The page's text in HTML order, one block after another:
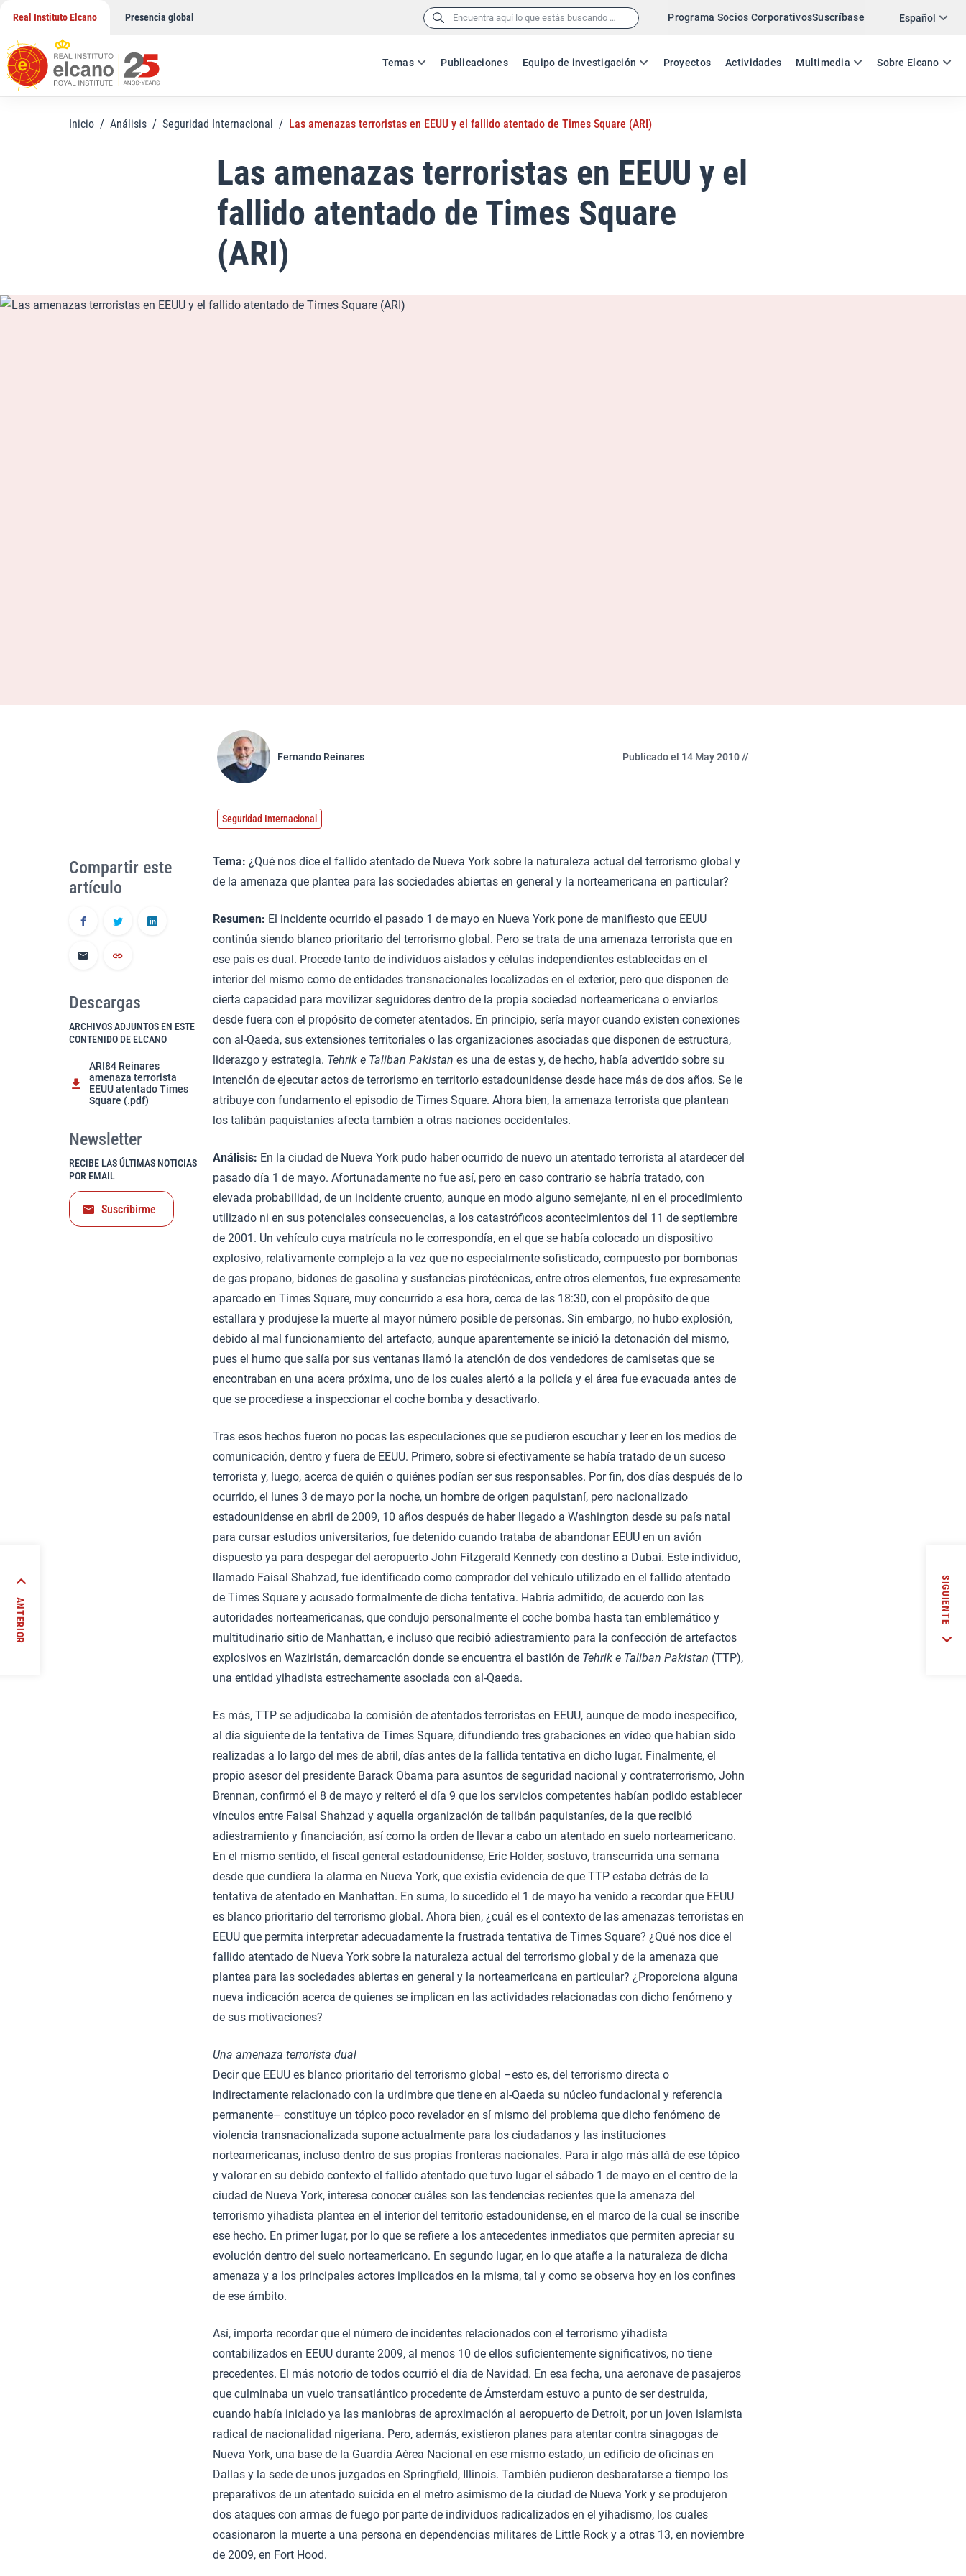
contenido
Real Instituto Elcano Presencia global Buscar: Programa Socios CorporativosSuscríbase Español
ES EN
Temas Publicaciones Equipo de investigación Proyectos Actividades Multimedia Sobre Elcano
Twitter
Inicio / Análisis / Seguridad Internacional / Las amenazas terroristas en EEUU y el fallido atentado de Times Square (ARI)
Las amenazas terroristas en EEUU y el
fallido atentado de Times Square
(ARI)
Fernando Reinares Publicado el 14 May 2010 //
Seguridad Internacional
Tema: ¿Qué nos dice el fallido atentado de Nueva York sobre la naturaleza actual del terrorismo global y
de la amenaza que plantea para las sociedades abiertas en general y la norteamericana en particular?
Resumen: El incidente ocurrido el pasado 1 de mayo en Nueva York pone de manifiesto que EEUU
continúa siendo blanco prioritario del terrorismo global. Pero se trata de una amenaza terrorista que en
ese país es dual. Procede tanto de individuos aislados y células independientes establecidas en el
interior del mismo como de entidades transnacionales localizadas en el exterior, pero que disponen de
cierta capacidad para movilizar seguidores dentro de la propia sociedad norteamericana o enviarlos
desde fuera con el propósito de cometer atentados. En principio, sería mayor cuando existen conexiones
con al-Qaeda, sus extensiones territoriales o las organizaciones asociadas que disponen de estructura,
liderazgo y estrategia. Tehrik e Taliban Pakistan es una de estas y, de hecho, había advertido sobre su
intención de ejecutar actos de terrorismo en territorio estadounidense desde hace más de dos años. Se le
atribuye con fundamento el episodio de Times Square. Ahora bien, la amenaza terrorista que plantean
los talibán paquistaníes afecta también a otras naciones occidentales.
Análisis: En la ciudad de Nueva York pudo haber ocurrido de nuevo un atentado terrorista al atardecer del
pasado día 1 de mayo. Afortunadamente no fue así, pero en caso contrario se habría tratado, con
elevada probabilidad, de un incidente cruento, aunque en modo alguno semejante, ni en el procedimiento
utilizado ni en sus potenciales consecuencias, a los catastróficos acontecimientos del 11 de septiembre
de 2001. Un vehículo cuya matrícula no le correspondía, en el que se había colocado un dispositivo
explosivo, relativamente complejo a la vez que no especialmente sofisticado, compuesto por bombonas
de gas propano, bidones de gasolina y sustancias pirotécnicas, entre otros elementos, fue expresamente
aparcado en Times Square, muy concurrido a esa hora, cerca de las 18:30, con el propósito de que
estallara y produjese la muerte al mayor número posible de personas. Sin embargo, no hubo explosión,
debido al mal funcionamiento del artefacto, aunque aparentemente se inició la detonación del mismo,
pues el humo que salía por sus ventanas llamó la atención de dos vendedores de camisetas que se
encontraban en una acera próxima, uno de los cuales alertó a la policía y el área fue evacuada antes de
que se procediese a inspeccionar el coche bomba y desactivarlo.
Tras esos hechos fueron no pocas las especulaciones que se pudieron escuchar y leer en los medios de
comunicación, dentro y fuera de EEUU. Primero, sobre si efectivamente se había tratado de un suceso
terrorista y, luego, acerca de quién o quiénes podían ser sus responsables. Por fin, dos días después de lo
ocurrido, el lunes 3 de mayo por la noche, un hombre de origen paquistaní, pero nacionalizado
estadounidense en abril de 2009, 10 años después de haber llegado a Washington desde su país natal
para cursar estudios universitarios, fue detenido cuando trataba de abandonar EEUU en un avión
dispuesto ya para despegar del aeropuerto John Fitzgerald Kennedy con destino a Dubai. Este individuo,
llamado Faisal Shahzad, fue identificado como comprador del vehículo utilizado en el fallido atentado
de Times Square y acusado formalmente de dicha tentativa. Habría admitido, de acuerdo con las
autoridades norteamericanas, que condujo personalmente el coche bomba hasta tan emblemático y
multitudinario sitio de Manhattan, e incluso que recibió adiestramiento para la confección de artefactos
explosivos en Waziristán, demarcación donde se encuentra el bastión de Tehrik e Taliban Pakistan (TTP),
una entidad yihadista estrechamente asociada con al-Qaeda.
Es más, TTP se adjudicaba la comisión de atentados terroristas en EEUU, aunque de modo inespecífico,
al día siguiente de la tentativa de Times Square, difundiendo tres grabaciones en vídeo que habían sido
realizadas a lo largo del mes de abril, días antes de la fallida tentativa en dicho lugar. Finalmente, el
propio asesor del presidente Barack Obama para asuntos de seguridad nacional y contraterrorismo, John
Brennan, confirmó el 8 de mayo y reiteró el día 9 que los servicios competentes habían podido establecer
vínculos entre Faisal Shahzad y aquella organización de talibán paquistaníes, de la que recibió
adiestramiento y financiación, así como la orden de llevar a cabo un atentado en suelo norteamericano.
En el mismo sentido, el fiscal general estadounidense, Eric Holder, sostuvo, transcurrida una semana
desde que cundiera la alarma en Nueva York, que existía evidencia de que TTP estaba detrás de la
tentativa de atentado en Manhattan. En suma, lo sucedido el 1 de mayo ha venido a recordar que EEUU
es blanco prioritario del terrorismo global. Ahora bien, ¿cuál es el contexto de las amenazas terroristas en
EEUU que permita interpretar adecuadamente la frustrada tentativa de Times Square? ¿Qué nos dice el
fallido atentado de Nueva York sobre la naturaleza actual del terrorismo global y de la amenaza que
plantea para las sociedades abiertas en general y la norteamericana en particular? ¿Proporciona alguna
nueva indicación acerca de quienes se implican en las actividades relacionadas con dicho fenómeno y
de sus motivaciones?
Una amenaza terrorista dual
Decir que EEUU es blanco prioritario del terrorismo global –esto es, del terrorismo directa o
indirectamente relacionado con la urdimbre que tiene en al-Qaeda su núcleo fundacional y referencia
permanente– constituye un tópico poco revelador en sí mismo del problema que dicho fenómeno de
violencia transnacionalizada supone actualmente para los ciudadanos y las instituciones
norteamericanas, incluso dentro de sus propias fronteras nacionales. Para ir algo más allá de ese tópico
y valorar en su debido contexto el fallido atentado que tuvo lugar el sábado 1 de mayo en el centro de la
ciudad de Nueva York, interesa conocer cuáles son las tendencias recientes que la amenaza del
terrorismo yihadista plantea en el interior del territorio estadounidense, en el marco de la cual se inscribe
ese hecho. En primer lugar, por lo que se refiere a los antecedentes inmediatos que permiten apreciar su
evolución dentro del suelo norteamericano. En segundo lugar, en lo que atañe a la naturaleza de dicha
amenaza y a los principales actores implicados en la misma, tal y como se observa hoy en los confines
de ese ámbito.
Así, importa recordar que el número de incidentes relacionados con el terrorismo yihadista
contabilizados en EEUU durante 2009, al menos 10 de ellos suficientemente significativos, no tiene
precedentes. El más notorio de todos ocurrió el día de Navidad. En esa fecha, una aeronave de pasajeros
que culminaba un vuelo transatlántico procedente de Ámsterdam estuvo a punto de ser destruida,
cuando había iniciado ya las maniobras de aproximación al aeropuerto de Detroit, por un joven islamista
radical de nacionalidad nigeriana. Pero, además, existieron planes para atentar contra sinagogas de
Nueva York, una base de la Guardia Aérea Nacional en ese mismo estado, un edificio de oficinas en
Dallas y la sede de unos juzgados en Springfield, Illinois. También pudieron desbaratarse a tiempo los
preparativos de un atentado suicida en el metro asimismo de la ciudad de Nueva York y se produjeron
dos ataques con armas de fuego por parte de individuos radicalizados en el yihadismo, los cuales
ocasionaron la muerte a una persona en dependencias militares de Little Rock y a otras 13, en noviembre
de 2009, en Fort Hood.
Compartir este
artículo
Descargas
ARCHIVOS ADJUNTOS EN ESTE
CONTENIDO DE ELCANO
ARI84 Reinares
amenaza terrorista
EEUU atentado Times
Square (.pdf)
Newsletter
RECIBE LAS ÚLTIMAS NOTICIAS
POR EMAIL
Suscribirme
ANTERIOR SIGUIENTE